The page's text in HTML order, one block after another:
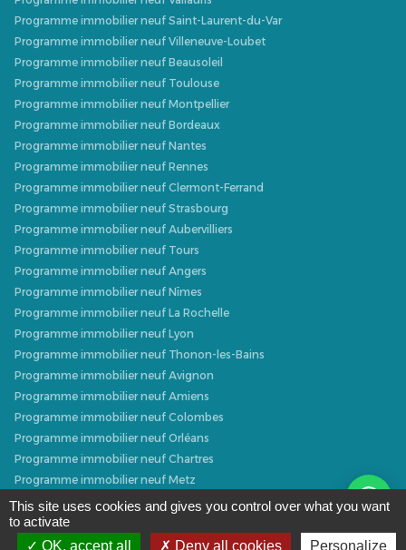
Programme immobilier neuf Saint-Laurent-du-Var
Programme immobilier neuf Villeneuve-Loubet
Programme immobilier neuf Beausoleil
Programme immobilier neuf Toulouse
Programme immobilier neuf Montpellier
Programme immobilier neuf Bordeaux
Programme immobilier neuf Nantes
Programme immobilier neuf Rennes
Programme immobilier neuf Clermont-Ferrand
Programme immobilier neuf Strasbourg
Programme immobilier neuf Aubervilliers
Programme immobilier neuf Tours
Programme immobilier neuf Angers
Programme immobilier neuf Nîmes
Programme immobilier neuf La Rochelle
Programme immobilier neuf Lyon
Programme immobilier neuf Thonon-les-Bains
Programme immobilier neuf Avignon
Programme immobilier neuf Amiens
Programme immobilier neuf Colombes
Programme immobilier neuf Orléans
Programme immobilier neuf Chartres
Programme immobilier neuf Metz
Programme immobilier neuf Caen
Programme immobilier neuf Dijon
Programme immobilier neuf Villeurbanne
This site uses cookies and gives you control over what you want
to activate
OK, accept all
Deny all cookies Personalize